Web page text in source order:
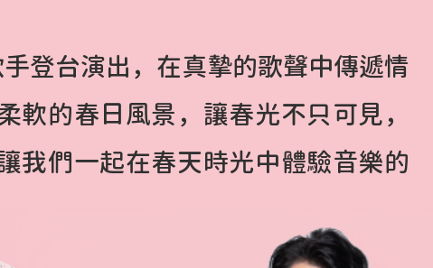
登台演出，在真摯的歌聲中傳遞情
軟的春日風景，讓春光不只可見，
我們一起在春天時光中體驗音樂的